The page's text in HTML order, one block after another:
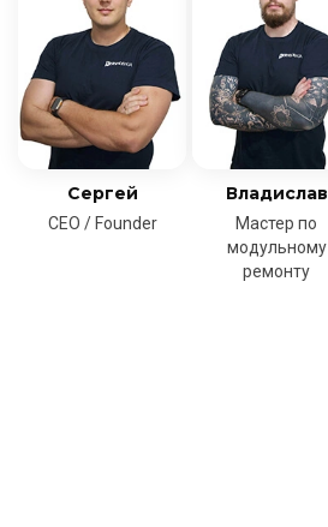
Сергей
CEO / Founder
Владислав
Мастер по
модульному
ремонту